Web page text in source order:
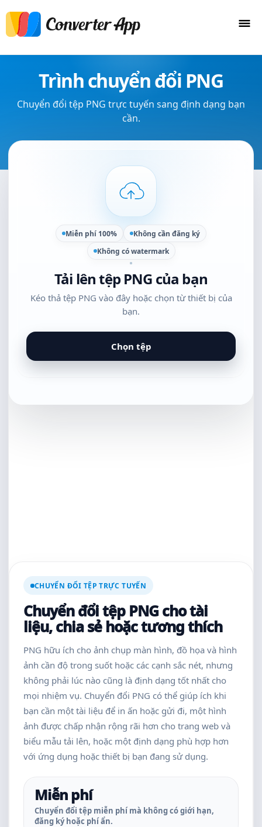
Trình chuyển đổi PNG
Chuyển đổi tệp PNG trực tuyến sang định dạng bạn
cần.
Miễn phí 100%
Không cần đăng ký
Không có watermark
Tải lên tệp PNG của bạn
Kéo thả tệp PNG vào đây hoặc chọn từ thiết bị của
bạn.
Chọn tệp
CHUYỂN ĐỔI TỆP TRỰC TUYẾN
Chuyển đổi tệp PNG cho tài
liệu, chia sẻ hoặc tương thích
PNG hữu ích cho ảnh chụp màn hình, đồ họa và hình
ảnh cần độ trong suốt hoặc các cạnh sắc nét, nhưng
không phải lúc nào cũng là định dạng tốt nhất cho
mọi nhiệm vụ. Chuyển đổi PNG có thể giúp ích khi
bạn cần một tài liệu để in ấn hoặc gửi đi, một hình
ảnh được chấp nhận rộng rãi hơn cho trang web và
biểu mẫu tải lên, hoặc một định dạng phù hợp hơn
với ứng dụng hoặc thiết bị bạn đang sử dụng.
Miễn phí
Chuyển đổi tệp miễn phí mà không có giới hạn,
đăng ký hoặc phí ẩn.